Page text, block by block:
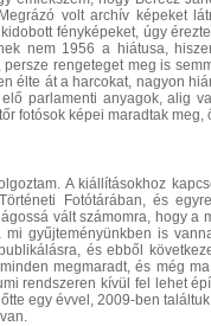
volt archív képeket
fényképeket, úgy
nem 1956 a hiátusa,
rengeteget meg is
élte át a harcokat, nagyon
parlamenti anyagok, alig
fotósok képei maradtak meg,
A kiállításokhoz
Fotótárában, és
vált számomra, hogy a
gyűjteményünkben is
és ebből
megmaradt, és még
rendszeren kívül fel lehet
egy évvel, 2009-ben